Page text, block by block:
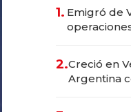
1. Emigró de
2.Creció en
Argentina